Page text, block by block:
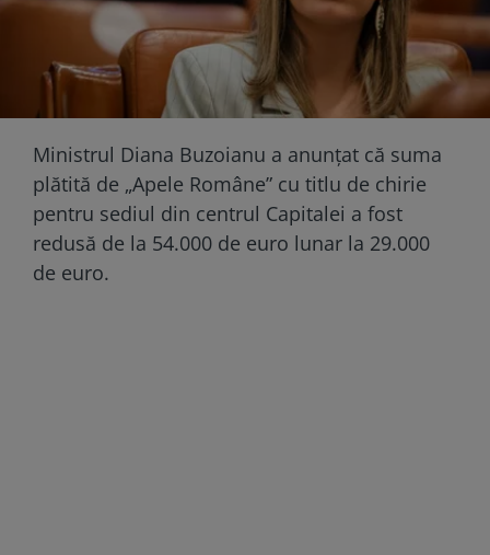
Ministrul Diana Buzoianu a anunţat că suma
plătită de „Apele Române” cu titlu de chirie
pentru sediul din centrul Capitalei a fost
redusă de la 54.000 de euro lunar la 29.000
de euro.